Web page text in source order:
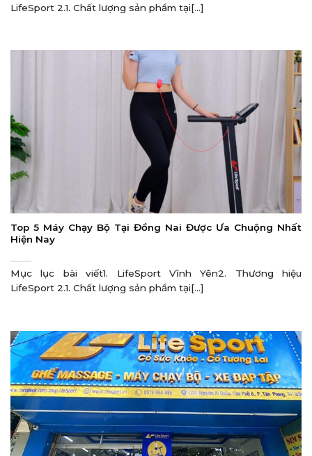
LifeSport 2.1. Chất lượng sản phẩm tại[...]
Top 5 Máy Chạy Bộ Tại Đồng Nai Được Ưa Chuộng Nhất
Hiện Nay
Mục lục bài viết1. LifeSport Vĩnh Yên2. Thương hiệu
LifeSport 2.1. Chất lượng sản phẩm tại[...]